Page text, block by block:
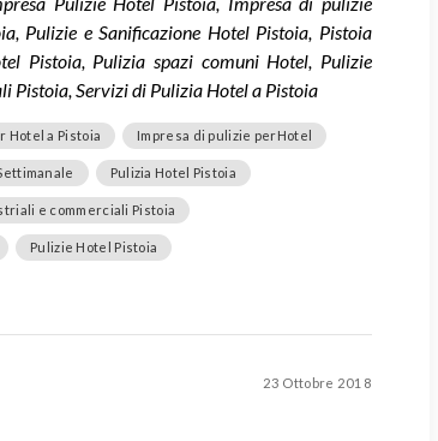
Pulizie e Sanificazione Hotel Pistoia, Pistoia
Pistoia, Pulizia spazi comuni Hotel, Pulizie
Pistoia, Servizi di Pulizia Hotel a Pistoia
Hotel a Pistoia Impresa di pulizie perHotel
Pulizia Hotel Pistoia
e commerciali Pistoia
Pulizie Hotel Pistoia
23 Ottobre 2018